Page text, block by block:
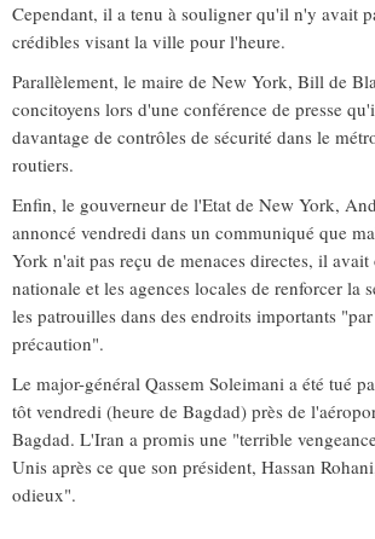
Cependant, il a tenu à souligner qu'il n'y avait
crédibles visant la ville pour l'heure.
Parallèlement, le maire de New York, Bill de
concitoyens lors d'une conférence de presse
davantage de contrôles de sécurité dans le
routiers.
Enfin, le gouverneur de l'Etat de New York,
annoncé vendredi dans un communiqué que
York n'ait pas reçu de menaces directes, il
nationale et les agences locales de renforcer la
les patrouilles dans des endroits importants "par
précaution".
Le major-général Qassem Soleimani a été tué
tôt vendredi (heure de Bagdad) près de
Bagdad. L'Iran a promis une "terrible
Unis après ce que son président, Hassan
odieux".